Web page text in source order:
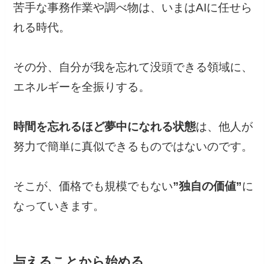
苦手な事務作業や調べ物は、いまはAIに任せら
れる時代。
その分、自分が我を忘れて没頭できる領域に、
エネルギーを全振りする。
時間を忘れるほど夢中になれる状態は、他人が
努力で簡単に真似できるものではないのです。
そこが、価格でも規模でもない”独自の価値”に
なっていきます。